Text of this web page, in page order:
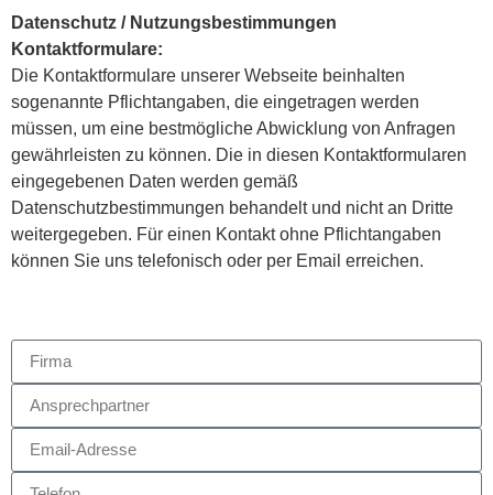
Datenschutz / Nutzungsbestimmungen
Kontaktformulare:
Die Kontaktformulare unserer Webseite beinhalten
sogenannte Pflichtangaben, die eingetragen werden
müssen, um eine bestmögliche Abwicklung von Anfragen
gewährleisten zu können. Die in diesen Kontaktformularen
eingegebenen Daten werden gemäß
Datenschutzbestimmungen behandelt und nicht an Dritte
weitergegeben. Für einen Kontakt ohne Pflichtangaben
können Sie uns telefonisch oder per Email erreichen.